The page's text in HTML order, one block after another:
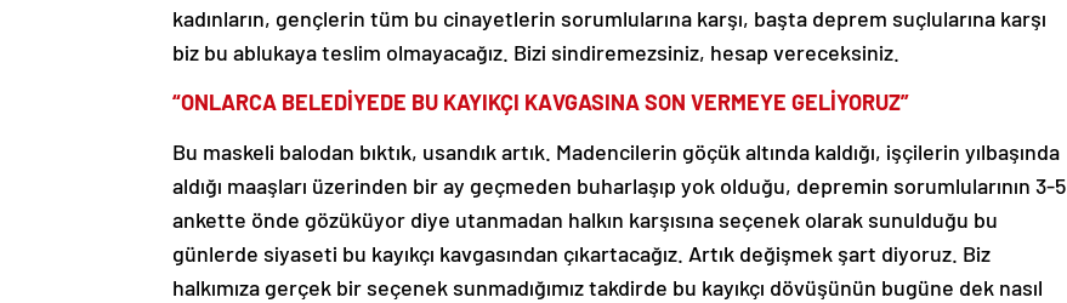
kadınların, gençlerin tüm bu cinayetlerin sorumlularına karşı, başta deprem suçlularına karşı
biz bu ablukaya teslim olmayacağız. Bizi sindiremezsiniz, hesap vereceksiniz.
“ONLARCA BELEDİYEDE BU KAYIKÇI KAVGASINA SON VERMEYE GELİYORUZ”
Bu maskeli balodan bıktık, usandık artık. Madencilerin göçük altında kaldığı, işçilerin yılbaşında
aldığı maaşları üzerinden bir ay geçmeden buharlaşıp yok olduğu, depremin sorumlularının 3-5
ankette önde gözüküyor diye utanmadan halkın karşısına seçenek olarak sunulduğu bu
günlerde siyaseti bu kayıkçı kavgasından çıkartacağız. Artık değişmek şart diyoruz. Biz
halkımıza gerçek bir seçenek sunmadığımız takdirde bu kayıkçı dövüşünün bugüne dek nasıl